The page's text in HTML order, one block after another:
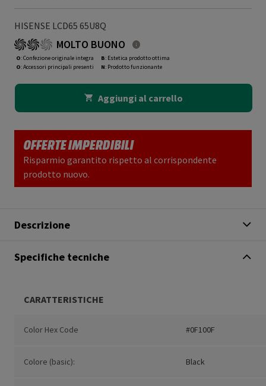
HISENSE LCD65 65U8Q
MOLTO BUONO
O: Confezione originale integra
O: Accessori principali presenti
B: Estetica prodotto ottima
N: Prodotto funzionante
Aggiungi al carrello
OFFERTE IMPERDIBILI
Risparmio garantito rispetto al corrispondente
prodotto nuovo.
Descrizione
Specifiche tecniche
CARATTERISTICHE
Color Hex Code #0F100F
Colore (basic): Black